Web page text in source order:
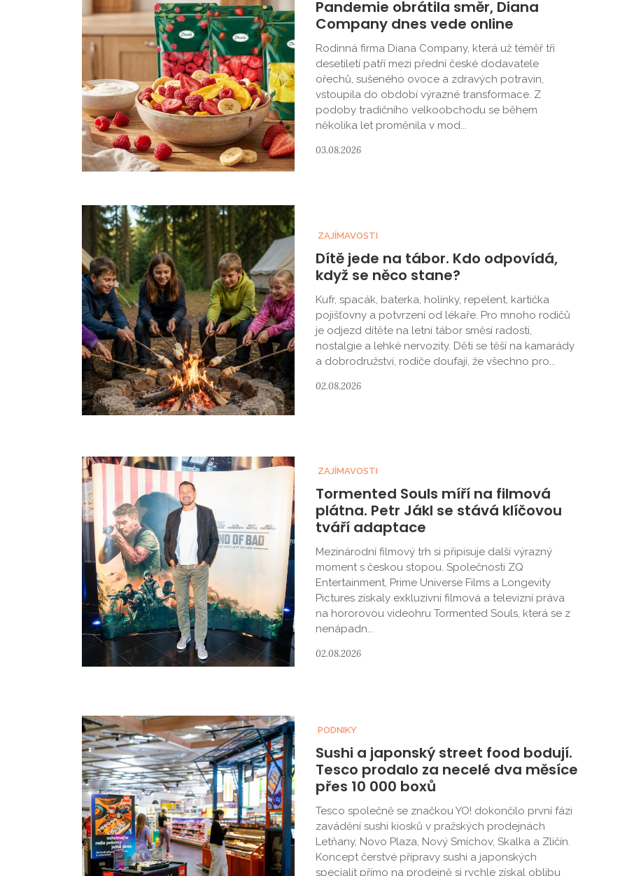
Pandemie obrátila směr, Diana
Company dnes vede online
Rodinná firma Diana Company, která už téměř tři
desetiletí patří mezi přední české dodavatele
ořechů, sušeného ovoce a zdravých potravin,
vstoupila do období výrazné transformace. Z
podoby tradičního velkoobchodu se během
několika let proměnila v mod...
03.08.2026
ZAJÍMAVOSTI
Dítě jede na tábor. Kdo odpovídá,
když se něco stane?
Kufr, spacák, baterka, holínky, repelent, kartička
pojišťovny a potvrzení od lékaře. Pro mnoho rodičů
je odjezd dítěte na letní tábor směsí radosti,
nostalgie a lehké nervozity. Děti se těší na kamarády
a dobrodružství, rodiče doufají, že všechno pro...
02.08.2026
ZAJÍMAVOSTI
Tormented Souls míří na filmová
plátna. Petr Jákl se stává klíčovou
tváří adaptace
Mezinárodní filmový trh si připisuje další výrazný
moment s českou stopou. Společnosti ZQ
Entertainment, Prime Universe Films a Longevity
Pictures získaly exkluzivní filmová a televizní práva
na hororovou videohru Tormented Souls, která se z
nenápadn...
02.08.2026
PODNIKY
Sushi a japonský street food bodují.
Tesco prodalo za necelé dva měsíce
přes 10 000 boxů
Tesco společně se značkou YO! dokončilo první fázi
zavádění sushi kiosků v pražských prodejnách
Letňany, Novo Plaza, Nový Smíchov, Skalka a Zličín.
Koncept čerstvé přípravy sushi a japonských
specialit přímo na prodejně si rychle získal oblibu